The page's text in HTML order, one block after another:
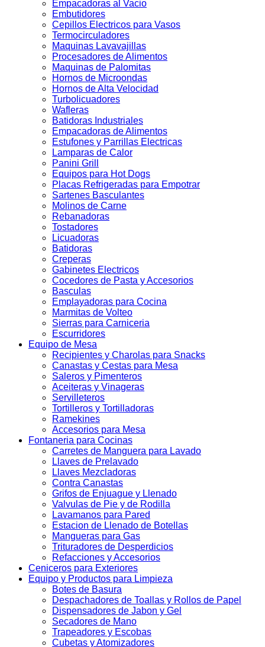
Empacadoras al Vacio
Embutidores
Cepillos Electricos para Vasos
Termocirculadores
Maquinas Lavavajillas
Procesadores de Alimentos
Maquinas de Palomitas
Hornos de Microondas
Hornos de Alta Velocidad
Turbolicuadores
Wafleras
Batidoras Industriales
Empacadoras de Alimentos
Estufones y Parrillas Electricas
Lamparas de Calor
Panini Grill
Equipos para Hot Dogs
Placas Refrigeradas para Empotrar
Sartenes Basculantes
Molinos de Carne
Rebanadoras
Tostadores
Licuadoras
Batidoras
Creperas
Gabinetes Electricos
Cocedores de Pasta y Accesorios
Basculas
Emplayadoras para Cocina
Marmitas de Volteo
Sierras para Carniceria
Escurridores
Equipo de Mesa
Recipientes y Charolas para Snacks
Canastas y Cestas para Mesa
Saleros y Pimenteros
Aceiteras y Vinageras
Servilleteros
Tortilleros y Tortilladoras
Ramekines
Accesorios para Mesa
Fontaneria para Cocinas
Carretes de Manguera para Lavado
Llaves de Prelavado
Llaves Mezcladoras
Contra Canastas
Grifos de Enjuague y Llenado
Valvulas de Pie y de Rodilla
Lavamanos para Pared
Estacion de Llenado de Botellas
Mangueras para Gas
Trituradores de Desperdicios
Refacciones y Accesorios
Ceniceros para Exteriores
Equipo y Productos para Limpieza
Botes de Basura
Despachadores de Toallas y Rollos de Papel
Dispensadores de Jabon y Gel
Secadores de Mano
Trapeadores y Escobas
Cubetas y Atomizadores